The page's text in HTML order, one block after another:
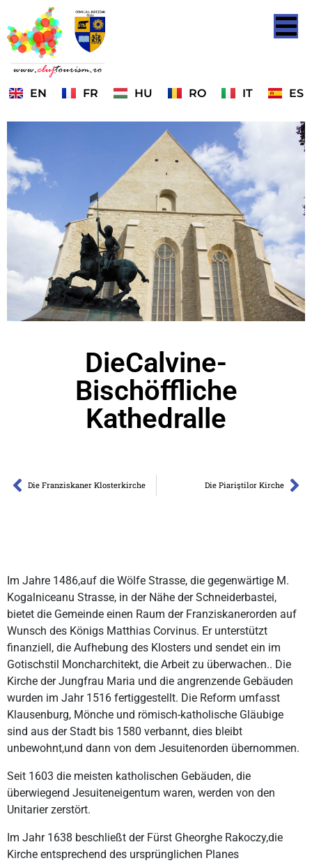
EN FR HU RO IT ES
DieCalvine-
Bischöffliche
Kathedralle
Die Franziskaner Klosterkirche Die Piariştilor Kirche
Im Jahre 1486,auf die Wölfe Strasse, die gegenwärtige M.
Kogalniceanu Strasse, in der Nähe der Schneiderbastei,
bietet die Gemeinde einen Raum der Franziskanerorden auf
Wunsch des Königs Matthias Corvinus. Er unterstützt
finanziell, die Aufhebung des Klosters und sendet ein im
Gotischstil Moncharchitekt, die Arbeit zu überwachen.. Die
Kirche der Jungfrau Maria und die angrenzende Gebäuden
wurden im Jahr 1516 fertiggestellt. Die Reform umfasst
Klausenburg, Mönche und römisch-katholische Gläubige
sind aus der Stadt bis 1580 verbannt, dies bleibt
unbewohnt,und dann von dem Jesuitenorden übernommen.
Seit 1603 die meisten katholischen Gebäuden, die
überwiegend Jesuiteneigentum waren, werden von den
Unitarier zerstört.
Im Jahr 1638 beschließt der Fürst Gheorghe Rakoczy,die
Kirche entsprechend des ursprünglichen Planes